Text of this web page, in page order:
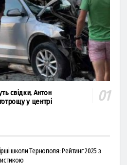
свідки, Антон
у центрі
школи Тернополя: Рейтинг 2025 з